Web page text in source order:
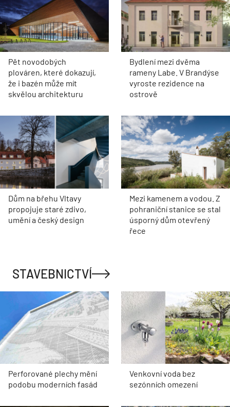
Pět novodobých
plováren, které dokazují,
že i bazén může mít
skvělou architekturu
Bydlení mezi dvěma
rameny Labe. V Brandýse
vyroste rezidence na
ostrově
Dům na břehu Vltavy
propojuje staré zdivo,
umění a český design
Mezi kamenem a vodou. Z
pohraniční stanice se stal
úsporný dům otevřený
řece
STAVEBNICTVÍ
Perforované plechy mění
podobu moderních fasád
Venkovní voda bez
sezónních omezení